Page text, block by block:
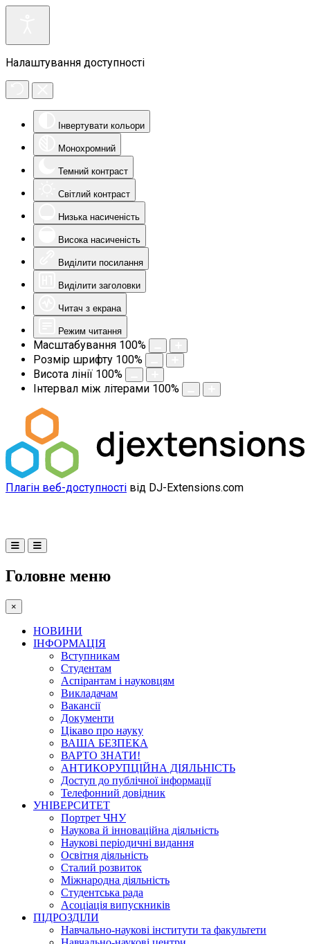
Налаштування доступності
Інвертувати кольори
Монохромний
Темний контраст
Світлий контраст
Низька насиченість
Висока насиченість
Виділити посилання
Виділити заголовки
Читач з екрана
Режим читання
Масштабування 100%
Розмір шрифту 100%
Висота лінії 100%
Інтервал між літерами 100%
Плагін веб-доступності від DJ-Extensions.com
Головне меню
×
НОВИНИ
ІНФОРМАЦІЯ
Вступникам
Студентам
Аспірантам і науковцям
Викладачам
Вакансії
Документи
Цікаво про науку
ВАША БЕЗПЕКА
ВАРТО ЗНАТИ!
АНТИКОРУПЦІЙНА ДІЯЛЬНІСТЬ
Доступ до публічної інформації
Телефонний довідник
УНІВЕРСИТЕТ
Портрет ЧНУ
Наукова й інноваційна діяльність
Наукові періодичні видання
Освітня діяльність
Сталий розвиток
Міжнародна діяльність
Студентська рада
Асоціація випускників
ПІДРОЗДІЛИ
Навчально-наукові інститути та факультети